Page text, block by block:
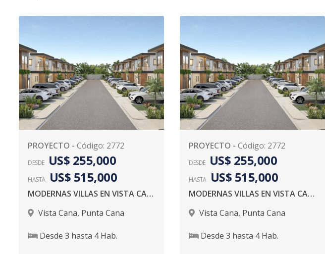
PROYECTO - Código: 2772
DESDE US$ 255,000
HASTA US$ 515,000
MODERNAS VILLAS EN VISTA CANA
Vista Cana, Punta Cana
Desde 3 hasta 4Hab.
PROYECTO - Código: 2772
DESDE US$ 255,000
HASTA US$ 515,000
MODERNAS VILLAS EN VISTA CANA
Vista Cana, Punta Cana
Desde 3 hasta 4Hab.